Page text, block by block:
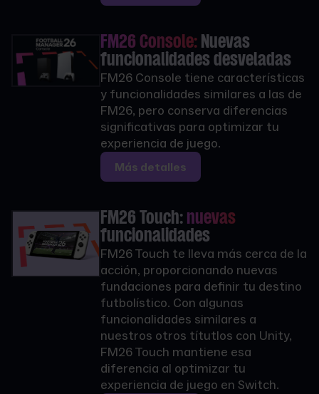
FM26 Console:Nuevas
funcionalidades desveladas
FM26 Console tiene características
y funcionalidades similares a las de
FM26, pero conserva diferencias
significativas para optimizar tu
experiencia de juego.
Más detalles
FM26 Touch: nuevas
funcionalidades
FM26 Touch te lleva más cerca de la
acción, proporcionando nuevas
fundaciones para definir tu destino
futbolístico. Con algunas
funcionalidades similares a
nuestros otros títutlos con Unity,
FM26 Touch mantiene esa
diferencia al optimizar tu
experiencia de juego en Switch.